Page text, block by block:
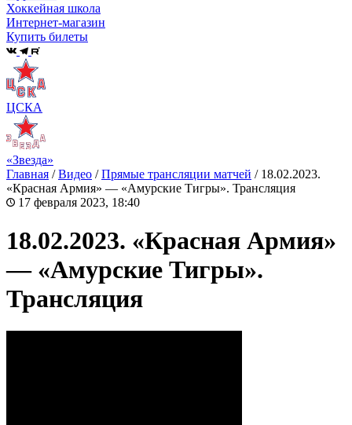
Хоккейная школа
Интернет-магазин
Купить билеты
ЦСКА
«Звезда»
Главная /Видео /Прямые трансляции матчей / 18.02.2023.
«Красная Армия» — «Амурские Тигры». Трансляция
17 февраля 2023, 18:40
18.02.2023. «Красная Армия»
— «Амурские Тигры».
Трансляция